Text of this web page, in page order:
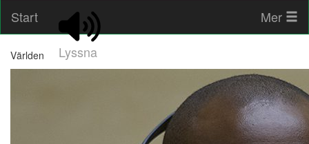
Start
Lyssna
Mer
Världen